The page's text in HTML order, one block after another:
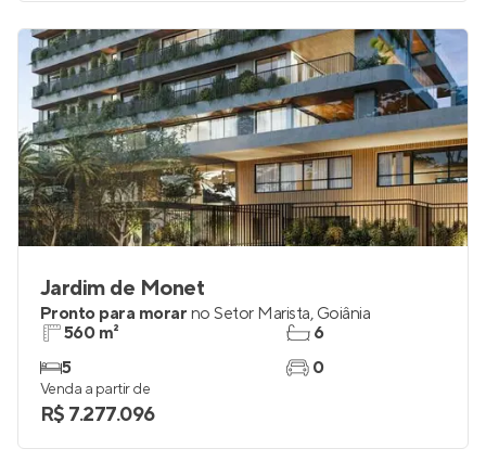
Jardim de Monet
Pronto para morar no Setor Marista, Goiânia
560 m²
5
6
0
Venda a partir de
R$ 7.277.096